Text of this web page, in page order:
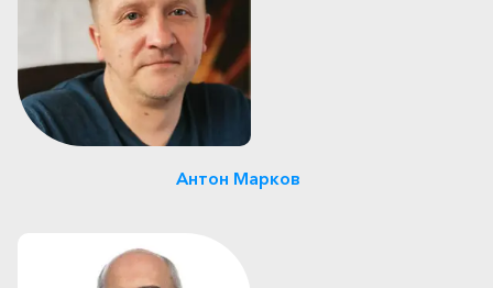
Генеральный директор
ООО «Зооген», генетик,
цитогенетик,
Антон Марков